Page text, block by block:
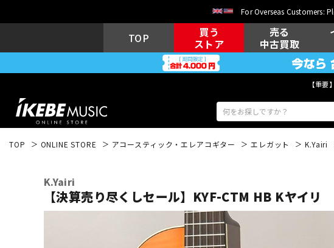
For Overseas Customers:
TOP
買う
ストア
売る
中古買取
【重
電子ピアノ
TOP ONLINE STORE アコースティック・エレアコギター エレガット K.Yairi
K.Yairi
【決算売り尽くしセール】KYF-CTM HB Kヤイリ